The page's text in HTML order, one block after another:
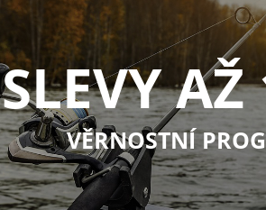
SLEVY
VĚRNOSTNÍ